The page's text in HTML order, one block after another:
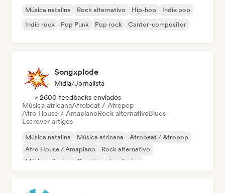
Música natalina Rock alternativo Hip-hop
Indie pop
Indie rock
Pop Punk Pop rock Cantor-compositor
Songxplode
Mídia/Jornalista
> 2600 feedbacks enviados
Música africanaAfrobeat / Afropop
Afro House / AmapianoRock alternativoBlues
Escrever artigos
Música natalina Música africana
Afrobeat / Afropop
Afro House / Amapiano
Rock alternativo
Música clássica
Country Jazz fusion